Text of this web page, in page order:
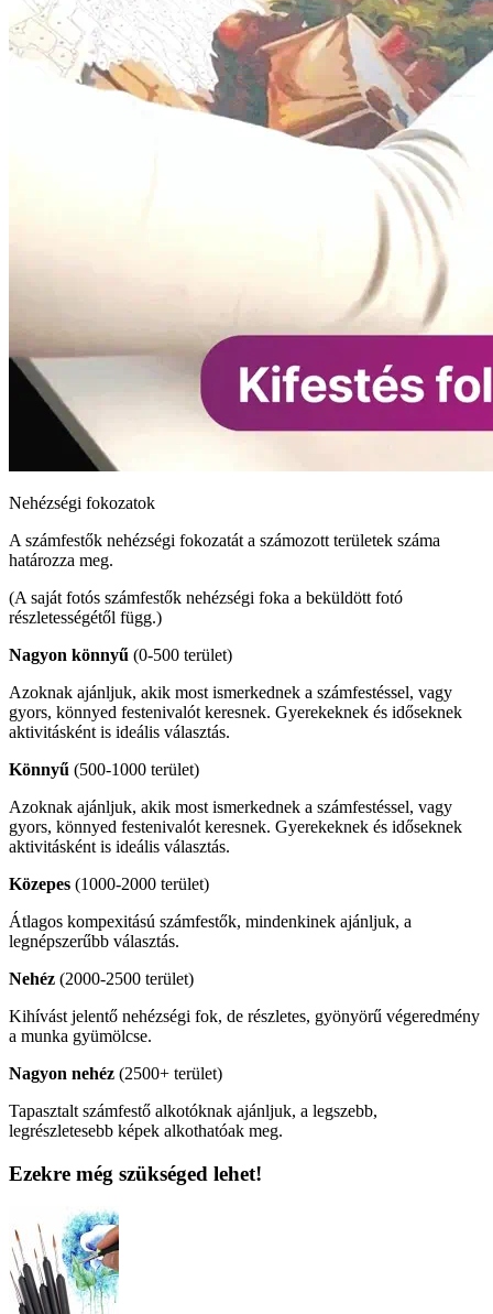
Nehézségi fokozatok
A számfestők nehézségi fokozatát a számozott területek száma
határozza meg.
(A saját fotós számfestők nehézségi foka a beküldött fotó
részletességétől függ.)
Nagyon könnyű (0-500 terület)
Azoknak ajánljuk, akik most ismerkednek a számfestéssel, vagy
gyors, könnyed festenivalót keresnek. Gyerekeknek és időseknek
aktivitásként is ideális választás.
Könnyű (500-1000 terület)
Azoknak ajánljuk, akik most ismerkednek a számfestéssel, vagy
gyors, könnyed festenivalót keresnek. Gyerekeknek és időseknek
aktivitásként is ideális választás.
Közepes (1000-2000 terület)
Átlagos kompexitású számfestők, mindenkinek ajánljuk, a
legnépszerűbb választás.
Nehéz (2000-2500 terület)
Kihívást jelentő nehézségi fok, de részletes, gyönyörű végeredmény
a munka gyümölcse.
Nagyon nehéz (2500+ terület)
Tapasztalt számfestő alkotóknak ajánljuk, a legszebb,
legrészletesebb képek alkothatóak meg.
Ezekre még szükséged lehet!